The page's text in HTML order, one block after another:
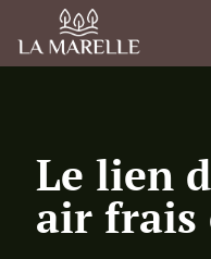
Le lien
air frais